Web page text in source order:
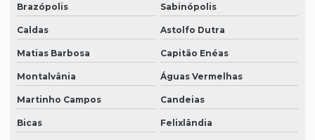
Brazópolis Sabinópolis
Caldas Astolfo Dutra
Matias Barbosa Capitão Enéas
Montalvânia Águas Vermelhas
Martinho Campos Candeias
Bicas Felixlândia